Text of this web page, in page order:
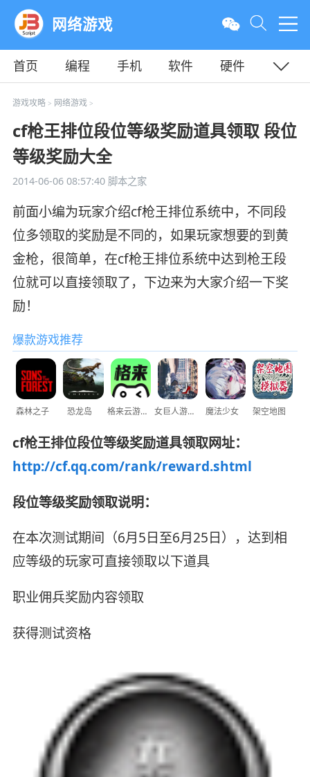
网络游戏
首页 编程 手机 软件
硬件
教程
平面
游戏攻略> 网络游戏>
cf枪王排位段位等级奖励道具领取 段位
等级奖励大全
2014-06-06 08:57:40脚本之家
前面小编为玩家介绍cf枪王排位系统中，不同段
位多领取的奖励是不同的，如果玩家想要的到黄
金枪，很简单，在cf枪王排位系统中达到枪王段
位就可以直接领取了，下边来为大家介绍一下奖
励！
爆款游戏推荐
森林之子 恐龙岛 格来云游戏 女巨人游乐场 魔法少女 架空地图
cf枪王排位段位等级奖励道具领取网址：
http://cf.qq.com/rank/reward.shtml
段位等级奖励领取说明：
在本次测试期间（6月5日至6月25日），达到相
应等级的玩家可直接领取以下道具
职业佣兵奖励内容领取
获得测试资格